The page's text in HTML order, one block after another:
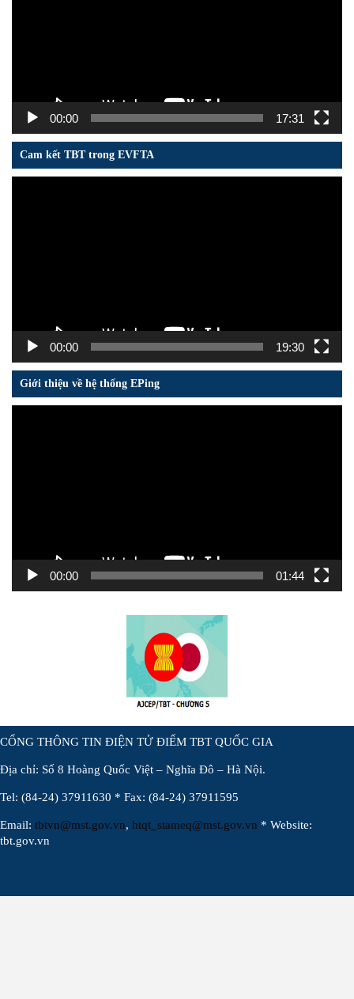
00:00 17:31
Cam kết TBT trong EVFTA
00:00 19:30
Giới thiệu về hệ thống EPing
00:00 01:44
CỔNG THÔNG TIN ĐIỆN TỬ ĐIỂM TBT QUỐC GIA
Địa chỉ: Số 8 Hoàng Quốc Việt – Nghĩa Đô – Hà Nội.
Tel: (84-24) 37911630 * Fax: (84-24) 37911595
Email: tbtvn@mst.gov.vn, htqt_stameq@mst.gov.vn * Website:
tbt.gov.vn